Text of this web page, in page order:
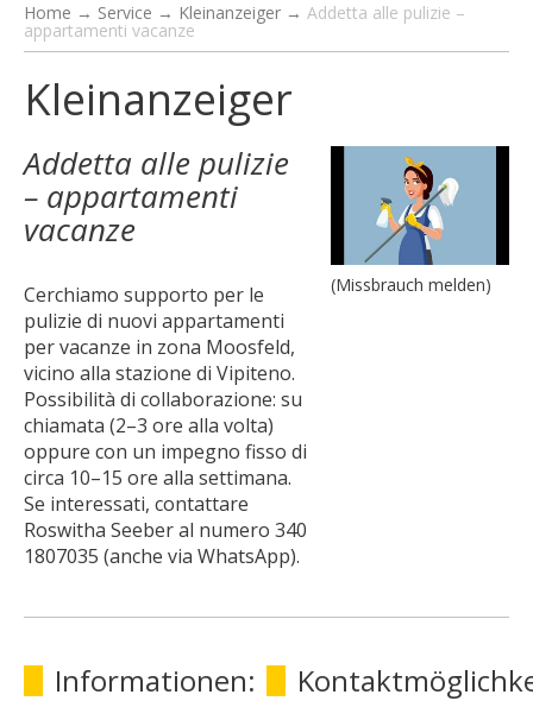
Home → Service → Kleinanzeiger → Addetta alle pulizie –
appartamenti vacanze
Kleinanzeiger
Addetta alle pulizie
– appartamenti
vacanze
Cerchiamo supporto per le
pulizie di nuovi appartamenti
per vacanze in zona Moosfeld,
vicino alla stazione di Vipiteno.
Possibilità di collaborazione: su
chiamata (2–3 ore alla volta)
oppure con un impegno fisso di
circa 10–15 ore alla settimana.
Se interessati, contattare
Roswitha Seeber al numero 340
1807035 (anche via WhatsApp).
(Missbrauch melden)
Informationen: